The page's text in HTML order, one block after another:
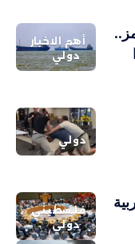
أهم الاخبار
دولي
دولي
فلسطيني
دولي